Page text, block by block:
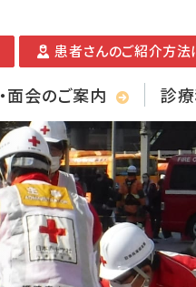
患者さんのご紹介方法
面会のご案内 診療